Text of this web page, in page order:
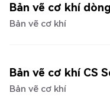
Bản vẽ cơ khí
Bản vẽ cơ khí
Bản vẽ cơ khí CS
Bản vẽ cơ khí